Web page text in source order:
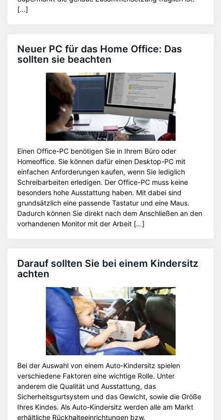
[…]
Neuer PC für das Home Office: Das
sollten sie beachten
Einen Office-PC benötigen Sie in Ihrem Büro oder
Homeoffice. Sie können dafür einen Desktop-PC mit
einfachen Anforderungen kaufen, wenn Sie lediglich
Schreibarbeiten erledigen. Der Office-PC muss keine
besonders hohe Ausstattung haben. Mit dabei sind
grundsätzlich eine passende Tastatur und eine Maus.
Dadurch können Sie direkt nach dem Anschließen an den
vorhandenen Monitor mit der Arbeit […]
Darauf sollten Sie bei einem Kindersitz
achten
Bei der Auswahl von einem Auto-Kindersitz spielen
verschiedene Faktoren eine wichtige Rolle. Unter
anderem die Qualität und Ausstattung, das
Sicherheitsgurtsystem und das Gewicht, sowie die Größe
Ihres Kindes. Als Auto-Kindersitz werden alle am Markt
erhältliche Rückhalteeinrichtungen bzw.